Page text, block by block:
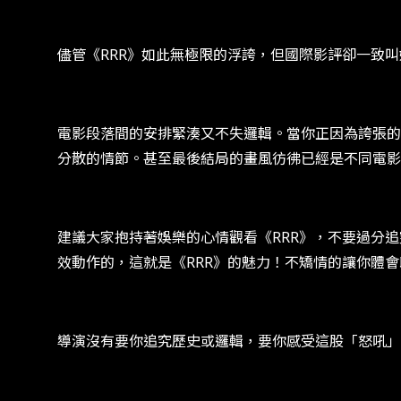
儘管《RRR》如此無極限的浮誇，但國際影評卻一致
電影段落間的安排緊湊又不失邏輯。當你正因為誇張
分散的情節。甚至最後結局的畫風彷彿已經是不同電
建議大家抱持著娛樂的心情觀看《RRR》，不要過分
效動作的，這就是《RRR》的魅力！不矯情的讓你體
導演沒有要你追究歷史或邏輯，要你感受這股「怒吼